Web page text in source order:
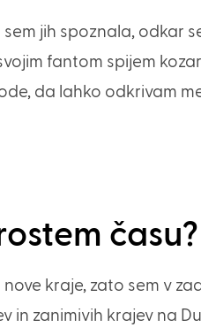
jih spoznala, odkar
fantom spijem
da lahko odkrivam
času?
kraje, zato sem v
in zanimivih krajev na